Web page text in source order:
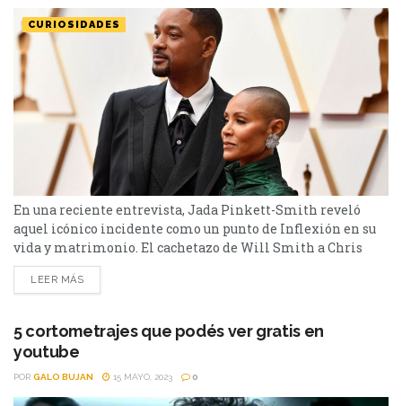
CURIOSIDADES
En una reciente entrevista, Jada Pinkett-Smith reveló
aquel icónico incidente como un punto de Inflexión en su
vida y matrimonio. El cachetazo de Will Smith a Chris
Rock durante los Óscar 2022 desencadenó un inesperado
giro. Esto se debe a que Jada Pinkett-Smith reveló que este
matrimonio. En una reciente entrevista con People,...
LEER MÁS
5 cortometrajes que podés ver gratis en
youtube
POR GALO BUJAN 15 MAYO, 2023 0